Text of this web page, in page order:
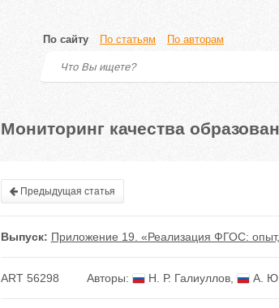
По сайту По статьям По авторам
Мониторинг качества
Предыдущая статья
Выпуск: Приложение 19. «Реализация ФГОС:
ART 56298 Авторы: Н. Р. Галиуллов, А. Ю.